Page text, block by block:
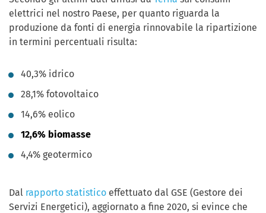
elettrici nel nostro Paese, per quanto riguarda la
produzione da fonti di energia rinnovabile la ripartizione
in termini percentuali risulta:
40,3% idrico
28,1% fotovoltaico
14,6% eolico
12,6% biomasse
4,4% geotermico
Dal rapporto statistico effettuato dal GSE (Gestore dei
Servizi Energetici), aggiornato a fine 2020, si evince che